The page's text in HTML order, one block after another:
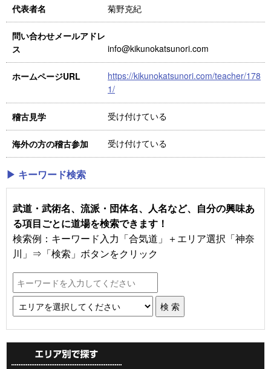
代表者名 菊野克紀
問い合わせメールアドレ
ス
info@kikunokatsunori.com
ホームページURL
https://kikunokatsunori.com/teacher/178
1/
稽古見学 受け付けている
海外の方の稽古参加 受け付けている
▶ キーワード検索
武道・武術名、流派・団体名、人名など、自分の興味あ
る項目ごとに道場を検索できます！
検索例：キーワード入力「合気道」＋エリア選択「神奈
川」⇒「検索」ボタンをクリック